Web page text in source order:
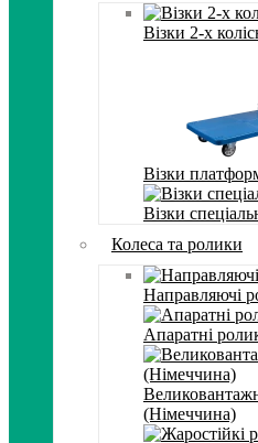
Візки 2-х
Візки
Візки
Колеса та ролики
Направляючі
Апаратні
(Німеччина)